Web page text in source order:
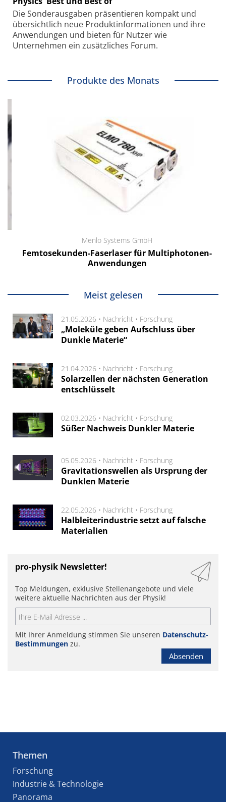
Die Sonder­ausgaben präsentieren kompakt und
übersichtlich neue Produkt­informationen und ihre
Anwendungen und bieten für Nutzer wie
Unternehmen ein zusätzliches Forum.
Produkte des Monats
Menlo Systems GmbH
Femtosekunden-Faserlaser für Multiphotonen-
Anwendungen
Meist gelesen
21.05.2026 • Nachricht • Forschung
„Moleküle geben Aufschluss über
Dunkle Materie“
21.04.2026 • Nachricht • Forschung
Solarzellen der nächsten Generation
entschlüsselt
02.03.2026 • Nachricht • Forschung
Süßer Nachweis Dunkler Materie
05.05.2026 • Nachricht • Forschung
Gravitationswellen als Ursprung der
Dunklen Materie
22.05.2026 • Nachricht • Forschung
Halbleiterindustrie setzt auf falsche
Materialien
pro-physik Newsletter!
Top Meldungen, exklusive Stellenangebote und viele
weitere aktuelle Nachrichten aus der Physik!
Mit Ihrer Anmeldung stimmen Sie unseren Datenschutz-
Bestimmungen zu.
Absenden
Themen
Forschung
Industrie & Technologie
Panorama